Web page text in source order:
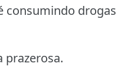
consumindo drogas
prazerosa.